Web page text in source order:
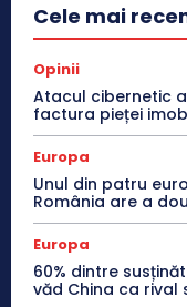
Cele mai
Opinii
Atacul cibernetic
factura pieței
Europa
Unul din patru
România are a
Europa
60% dintre
văd China ca rival